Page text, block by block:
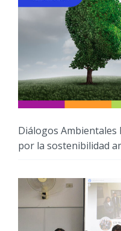
Diálogos Ambientales
por la sostenibilidad